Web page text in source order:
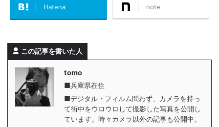
Hatena note
この記事を書いた人
tomo
■兵庫県在住
■デジタル・フィルム問わず、カメラを持っ
て街中をウロウロして撮影した写真を公開し
ています。時々カメラ以外の記事も公開中。